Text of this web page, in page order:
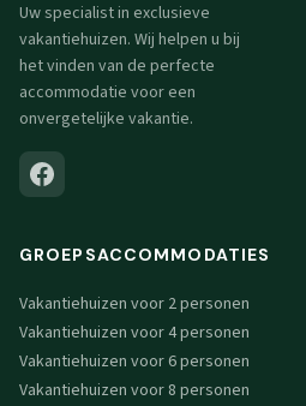
Uw specialist in exclusieve
vakantiehuizen. Wij helpen u bij
het vinden van de perfecte
accommodatie voor een
onvergetelijke vakantie.
GROEPSACCOMMODATIES
Vakantiehuizen voor 2 personen
Vakantiehuizen voor 4 personen
Vakantiehuizen voor 6 personen
Vakantiehuizen voor 8 personen